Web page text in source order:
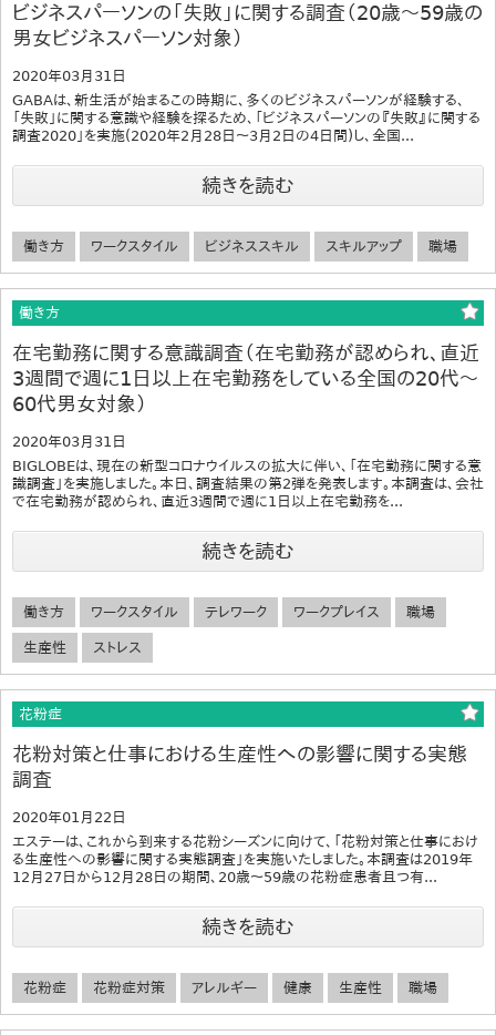
ビジネスパーソンの「失敗」に関する調査（20歳～59歳の
男女ビジネスパーソン対象）
2020年03月31日
GABAは、新生活が始まるこの時期に、多くのビジネスパーソンが経験する、
「失敗」に関する意識や経験を探るため、「ビジネスパーソンの『失敗』に関する
調査2020」を実施(2020年2月28日～3月2日の4日間)し、全国...
続きを読む
働き方 ワークスタイル ビジネススキル スキルアップ 職場
働き方
在宅勤務に関する意識調査（在宅勤務が認められ、直近
3週間で週に1日以上在宅勤務をしている全国の20代～
60代男女対象）
2020年03月31日
BIGLOBEは、現在の新型コロナウイルスの拡大に伴い、「在宅勤務に関する意
識調査」を実施しました。本日、調査結果の第2弾を発表します。本調査は、会社
で在宅勤務が認められ、直近3週間で週に1日以上在宅勤務を...
続きを読む
働き方 ワークスタイル テレワーク ワークプレイス 職場
生産性 ストレス
花粉症
花粉対策と仕事における生産性への影響に関する実態
調査
2020年01月22日
エステーは、これから到来する花粉シーズンに向けて、「花粉対策と仕事におけ
る生産性への影響に関する実態調査」を実施いたしました。本調査は2019年
12月27日から12月28日の期間、20歳～59歳の花粉症患者且つ有...
続きを読む
花粉症 花粉症対策 アレルギー 健康 生産性 職場